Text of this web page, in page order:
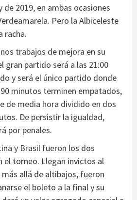
de 2019, en ambas ocasiones
Pero la Albiceleste
racha.
trabajos de mejora en su
gran partido será a las 21:00
y será el único partido donde
minutos terminen empatados,
de media hora dividido en dos
De persistir la igualdad,
por penales.
y Brasil fueron los dos
el torneo. Llegan invictos al
allá de altibajos, fueron
el boleto a la final y su